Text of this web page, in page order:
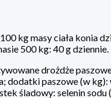
kg masy ciała konia
500 kg: 40 g dziennie.
drożdże
dodatki paszowe (w
śladowy: selenin